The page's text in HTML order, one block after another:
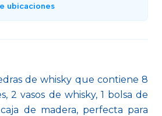
ubicaciones
de whisky que contiene 8
2 vasos de whisky, 1 bolsa de
de madera, perfecta para